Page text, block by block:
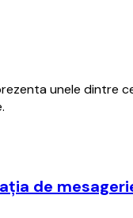
unele dintre
de